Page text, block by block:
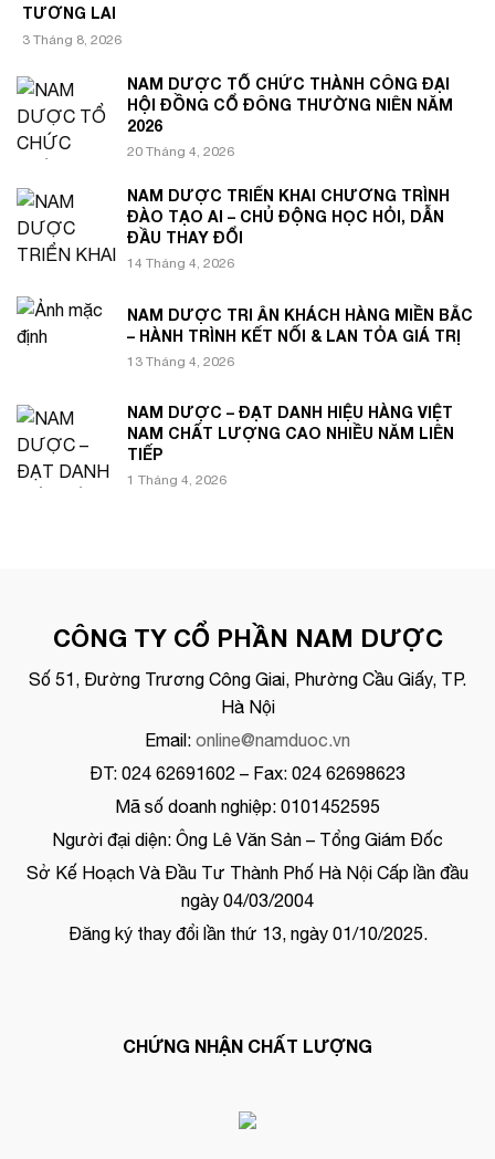
TƯƠNG LAI
3 Tháng 8, 2026
NAM DƯỢC TỔ CHỨC THÀNH CÔNG ĐẠI
HỘI ĐỒNG CỔ ĐÔNG THƯỜNG NIÊN NĂM
2026
20 Tháng 4, 2026
NAM DƯỢC TRIỂN KHAI CHƯƠNG TRÌNH
ĐÀO TẠO AI – CHỦ ĐỘNG HỌC HỎI, DẪN
ĐẦU THAY ĐỔI
14 Tháng 4, 2026
NAM DƯỢC TRI ÂN KHÁCH HÀNG MIỀN BẮC
– HÀNH TRÌNH KẾT NỐI & LAN TỎA GIÁ TRỊ
13 Tháng 4, 2026
NAM DƯỢC – ĐẠT DANH HIỆU HÀNG VIỆT
NAM CHẤT LƯỢNG CAO NHIỀU NĂM LIÊN
TIẾP
1 Tháng 4, 2026
CÔNG TY CỔ PHẦN NAM DƯỢC
Số 51, Đường Trương Công Giai, Phường Cầu Giấy, TP.
Hà Nội
Email: online@namduoc.vn
ĐT: 024 62691602 – Fax: 024 62698623
Mã số doanh nghiệp: 0101452595
Người đại diện: Ông Lê Văn Sản – Tổng Giám Đốc
Sở Kế Hoạch Và Đầu Tư Thành Phố Hà Nội Cấp lần đầu
ngày 04/03/2004
Đăng ký thay đổi lần thứ 13, ngày 01/10/2025.
CHỨNG NHẬN CHẤT LƯỢNG